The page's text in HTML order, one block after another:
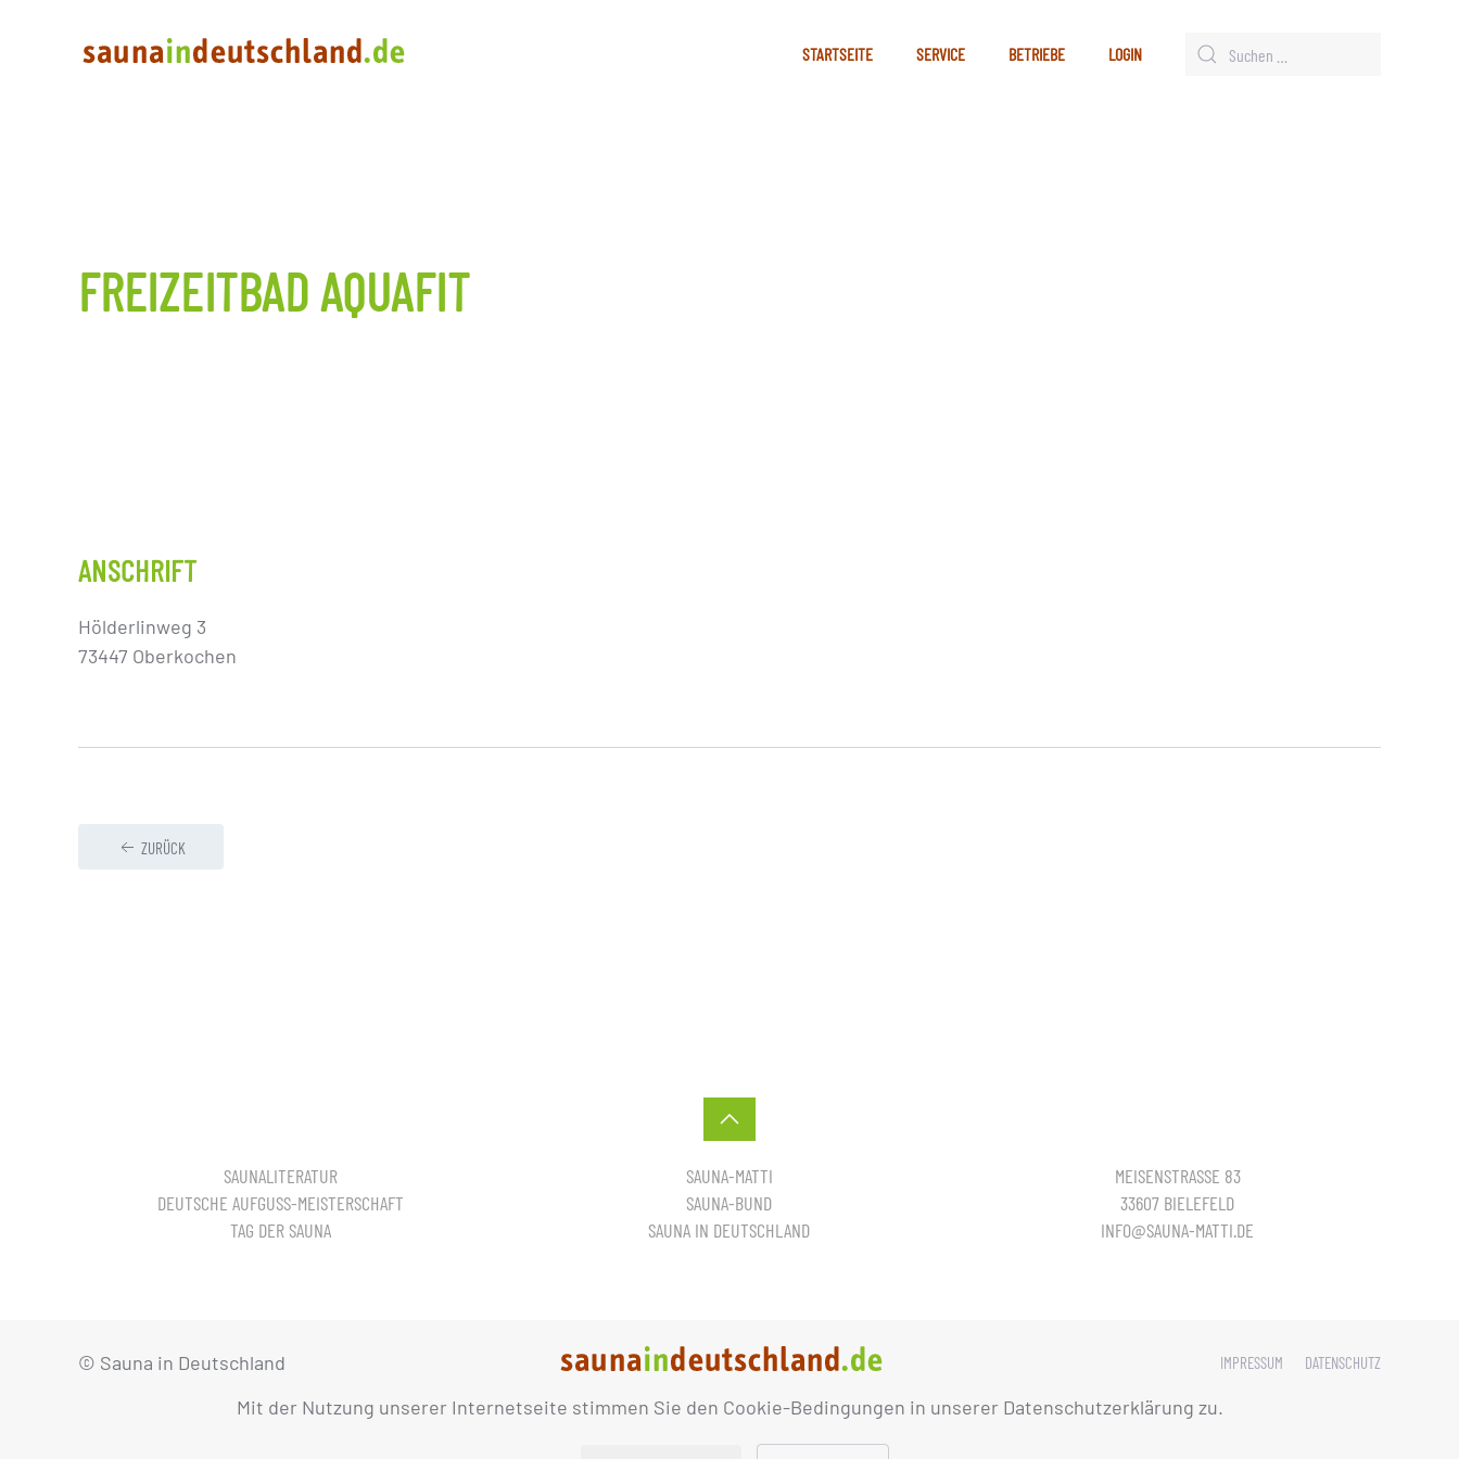
Mit der Nutzung unserer Internetseite stimmen Sie den Cookie-Bedingungen in unserer Datenschutzerklärung zu.
STARTSEITE SERVICE BETRIEBE LOGIN
FREIZEITBAD AQUAFIT
ANSCHRIFT
Hölderlinweg 3
73447 Oberkochen
ZURÜCK
SAUNALITERATUR
DEUTSCHE AUFGUSS-MEISTERSCHAFT
TAG DER SAUNA
SAUNA-MATTI
SAUNA-BUND
SAUNA IN DEUTSCHLAND
MEISENSTRASSE 83
33607 BIELEFELD
INFO@SAUNA-MATTI.DE
© Sauna in Deutschland IMPRESSUM DATENSCHUTZ